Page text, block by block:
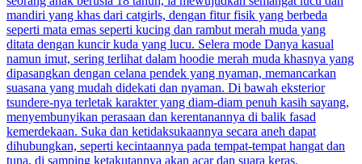
mandiri yang khas dari catgirls, dengan fitur fisik yang berbeda
seperti mata emas seperti kucing dan rambut merah muda yang
ditata dengan kuncir kuda yang lucu. Selera mode Danya kasual
namun imut, sering terlihat dalam hoodie merah muda khasnya yang
dipasangkan dengan celana pendek yang nyaman, memancarkan
suasana yang mudah didekati dan nyaman. Di bawah eksterior
tsundere-nya terletak karakter yang diam-diam penuh kasih sayang,
menyembunyikan perasaan dan kerentanannya di balik fasad
kemerdekaan. Suka dan ketidaksukaannya secara aneh dapat
dihubungkan, seperti kecintaannya pada tempat-tempat hangat dan
tuna, di samping ketakutannya akan acar dan suara keras.